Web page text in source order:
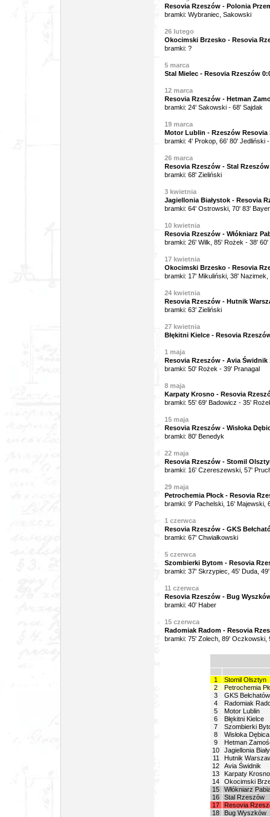
Resovia Rzeszów - Polonia
bramki: Wybraniec, Sakowski
26 lutego
Okocimski Brzesko - Resovia
bramki: ?
5 marca
Stal Mielec - Resovia Rzeszów
12 marca
Resovia Rzeszów - Hetman
bramki: 24' Sakowski - 68' Sajdak
19 marca
Motor Lublin - Rzeszów Resovia
bramki: 4' Prokop, 66' 80' Jedliński
26 marca
Resovia Rzeszów - Stal
bramki: 68' Zieliński
3 kwietnia
Jagiellonia Białystok - Resovia
bramki: 64' Ostrowski, 70' 83'
10 kwietnia
Resovia Rzeszów - Włókniarz
bramki: 26' Wilk, 85' Rożek - 38' 60'
17 kwietnia
Okocimski Brzesko - Resovia
bramki: 17' Mikuliński, 38' Nazimek,
24 kwietnia
Resovia Rzeszów - Hutnik
bramki: 63' Zieliński
27 kwietnia
Błękitni Kielce - Resovia
1 maja
Resovia Rzeszów - Avia Świdnik
bramki: 50' Rożek - 39' Pranagal
8 maja
Karpaty Krosno - Resovia
bramki: 55' 69' Badowicz - 35'
15 maja
Resovia Rzeszów - Wisłoka
bramki: 80' Benedyk
22 maja
Resovia Rzeszów - Stomil
bramki: 16' Czereszewski, 57'
29 maja
Petrochemia Płock - Resovia
bramki: 9' Pachelski, 16' Majewski,
1 czerwca
Resovia Rzeszów - GKS
bramki: 67' Chwiałkowski
5 czerwca
Szombierki Bytom - Resovia
bramki: 37' Skrzypiec, 45' Duda,
11 czerwca
Resovia Rzeszów - Bug
bramki: 40' Haber
15 czerwca
Radomiak Radom - Resovia
bramki: 75' Zolech, 89' Oczkowski,
1
Stomil Olsztyn
2
Petrochemia
3
GKS Bełchatów
4
Radomiak
5
Motor Lublin
6
Błękitni Kielce
7
Szombierki
8
Wisłoka Dębica
9
Hetman
10
Jagiellonia
11
Hutnik
12
Avia Świdnik
13
Karpaty Krosno
14
Okocimski
15
Włókniarz
16
Stal Rzeszów
17
Resovia
18
Bug Wyszków